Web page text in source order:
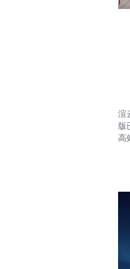
渲
版
高